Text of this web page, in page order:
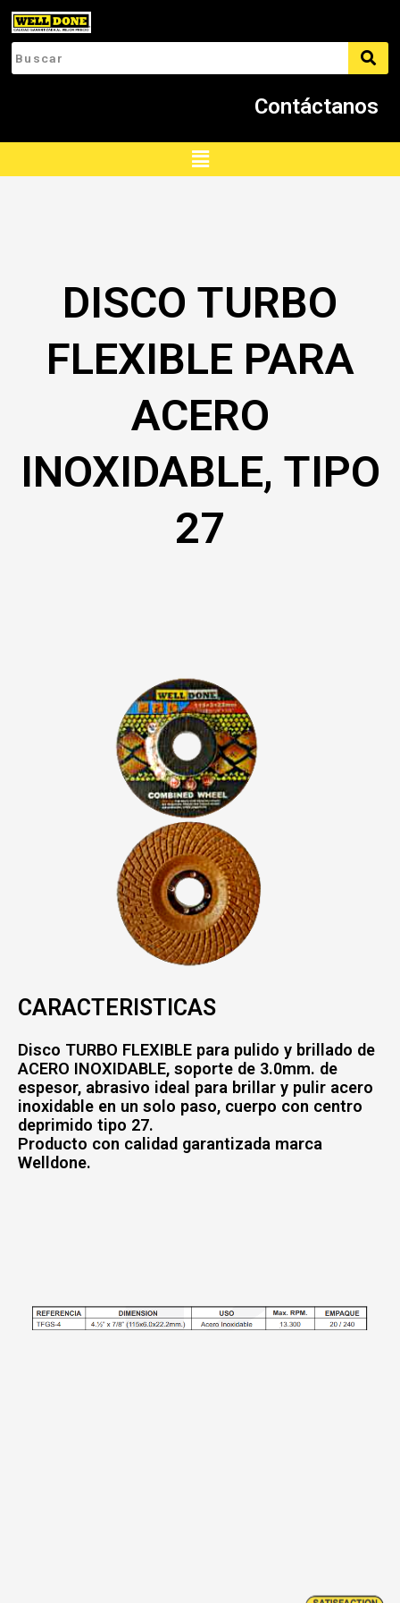
contenido
Contáctanos
Menú
DISCO TURBO
FLEXIBLE PARA
ACERO
INOXIDABLE, TIPO
27
CARACTERISTICAS
Disco TURBO FLEXIBLE para pulido y brillado de
ACERO INOXIDABLE, soporte de 3.0mm. de
espesor, abrasivo ideal para brillar y pulir acero
inoxidable en un solo paso, cuerpo con centro
deprimido tipo 27.
Producto con calidad garantizada marca
Welldone.